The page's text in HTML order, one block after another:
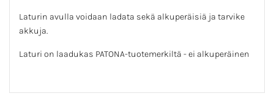
Laturin avulla voidaan ladata sekä alkuperäisiä ja tarvike
akkuja.
Laturi on laadukas PATONA-tuotemerkiltä - ei alkuperäinen